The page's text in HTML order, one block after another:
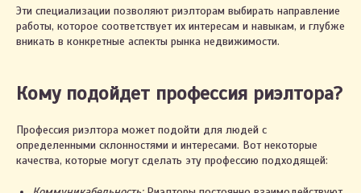
Эти специализации позволяют риэлторам выбирать направление
работы, которое соответствует их интересам и навыкам, и глубже
вникать в конкретные аспекты рынка недвижимости.
Кому подойдет профессия риэлтора?
Профессия риэлтора может подойти для людей с
определенными склонностями и интересами. Вот некоторые
качества, которые могут сделать эту профессию подходящей: